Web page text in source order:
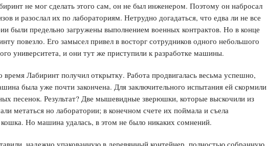
не мог сделать этого сам, он не был инженером. Поэтому он набросал
и разослал их по лабораториям. Нетрудно догадаться, что едва ли не все
были предельно загружены выполнением военных контрактов. Но в конце
повезло. Его замысел привел в восторг сотрудников одного небольшого
университета, и они тут же приступили к разработке машины.
время Лабиринт получил открытку. Работа продвигалась весьма успешно,
была уже почти закончена. Для заключительного испытания ей скормили
песенок. Результат? Две мышевидные зверюшки, которые выскочили из
метаться но лаборатории; в конечном счете их поймала и съела
кошка. Но машина удалась, в этом не было никаких сомнений.
надежно упакованную в деревянный контейнер, полностью собранную